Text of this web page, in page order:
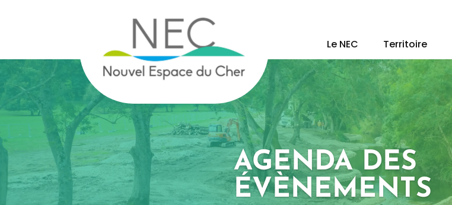
Le NEC Territoire
AGENDA DES
ÉVÈNEMENTS